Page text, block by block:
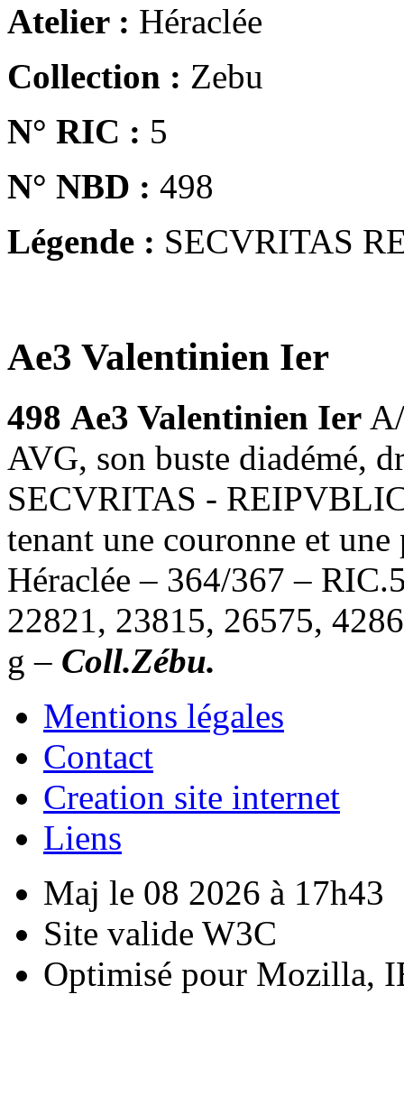
Atelier : Héraclée
Collection : Zebu
N° RIC : 5
N° NBD : 498
Légende : SECVRITAS
Ae3 Valentinien Ier
498 Ae3 Valentinien Ier
AVG, son buste diadémé,
SECVRITAS -
tenant une couronne et
Héraclée – 364/367 –
22821, 23815, 26575,
g – Coll.Zébu.
Mentions légales
Contact
Creation site internet
Liens
Maj le 08 2026 à 17h43
Site valide W3C
Optimisé pour Mozilla,